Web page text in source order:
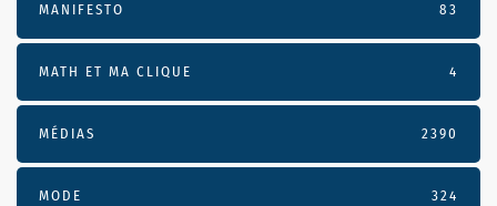
MANIFESTO 83
MATH ET MA CLIQUE 4
MÉDIAS 2390
MODE 324